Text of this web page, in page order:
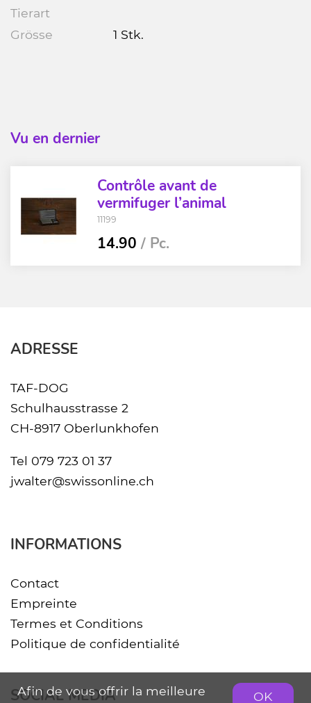
Tierart
Grösse
1 Stk.
Vu en dernier
Contrôle avant de
vermifuger l’animal
11199
14.90 / Pc.
ADRESSE
TAF-DOG
Schulhausstrasse 2
CH-8917 Oberlunkhofen
Tel 079 723 01 37
jwalter@swissonline.ch
INFORMATIONS
Contact
Empreinte
Termes et Conditions
Politique de confidentialité
SOCIAL MEDIA OK
Afin de vous offrir la meilleure